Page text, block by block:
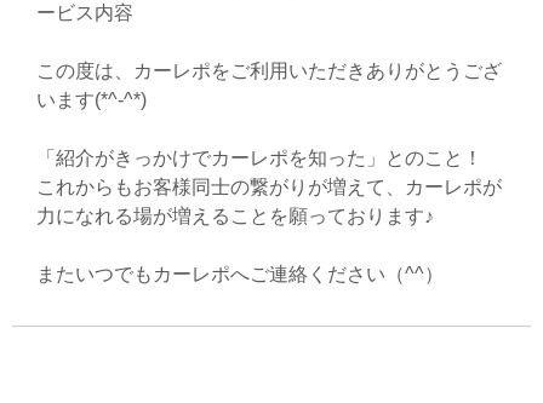
ービス内容
この度は、カーレポをご利用いただきありがとうござ
います(*^-^*)
「紹介がきっかけでカーレポを知った」とのこと！
これからもお客様同士の繋がりが増えて、カーレポが
力になれる場が増えることを願っております♪
またいつでもカーレポへご連絡ください（^^）